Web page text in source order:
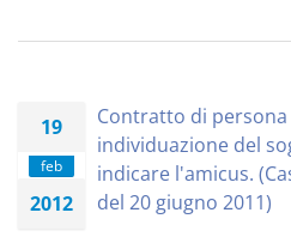
19
feb
2012
Contratto di
individuazione del
indicare l'amicus.
del 20 giugno 2011)